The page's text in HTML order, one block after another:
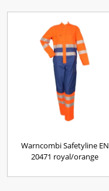
Warncombi Safetyline EN
20471 royal/orange